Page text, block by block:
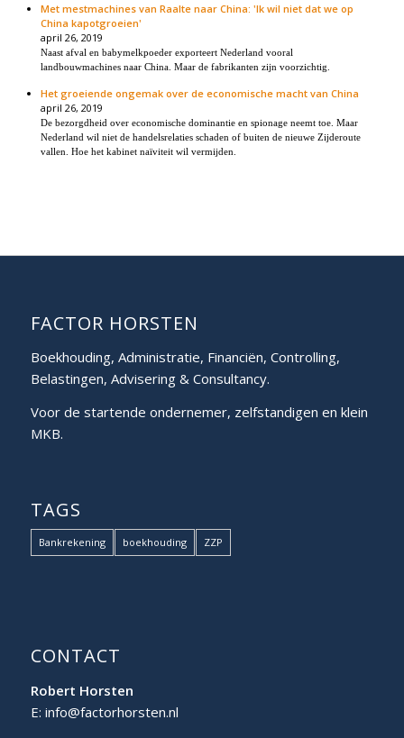
Met mestmachines van Raalte naar China: 'Ik wil niet dat we op
China kapotgroeien'
april 26, 2019
Naast afval en babymelkpoeder exporteert Nederland vooral
landbouwmachines naar China. Maar de fabrikanten zijn voorzichtig.
Het groeiende ongemak over de economische macht van China
april 26, 2019
De bezorgdheid over economische dominantie en spionage neemt toe. Maar
Nederland wil niet de handelsrelaties schaden of buiten de nieuwe Zijderoute
vallen. Hoe het kabinet naïviteit wil vermijden.
FACTOR HORSTEN
Boekhouding, Administratie, Financiën, Controlling,
Belastingen, Advisering & Consultancy.
Voor de startende ondernemer, zelfstandigen en klein
MKB.
TAGS
Bankrekening boekhouding ZZP
CONTACT
Robert Horsten
E: info@factorhorsten.nl